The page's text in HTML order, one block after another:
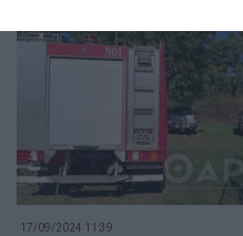
17/09/2024 11:39